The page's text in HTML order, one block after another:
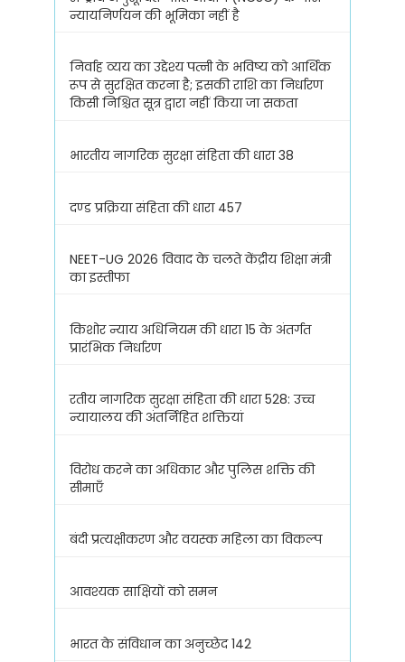
न्यायनिर्णयन की भूमिका नहीं है
निर्वाह व्यय का उद्देश्य पत्नी के भविष्य को आर्थिक
रूप से सुरक्षित करना है; इसकी राशि का निर्धारण
किसी निश्चित सूत्र द्वारा नहीं किया जा सकता
भारतीय नागरिक सुरक्षा संहिता की धारा 38
दण्ड प्रक्रिया संहिता की धारा 457
NEET-UG 2026 विवाद के चलते केंद्रीय शिक्षा मंत्री
का इस्तीफा
किशोर न्याय अधिनियम की धारा 15 के अंतर्गत
प्रारंभिक निर्धारण
रतीय नागरिक सुरक्षा संहिता की धारा 528: उच्च
न्यायालय की अंतर्निहित शक्तियां
विरोध करने का अधिकार और पुलिस शक्ति की
सीमाएँ
बंदी प्रत्यक्षीकरण और वयस्क महिला का विकल्प
आवश्यक साक्षियों को समन
भारत के संविधान का अनुच्छेद 142